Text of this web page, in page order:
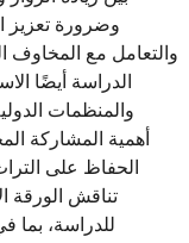
وضرورة تعزيز
والتعامل مع المخاوف
الدراسة أيضًا
والمنظمات
أهمية المشاركة
الحفاظ على
تناقش الورقة
للدراسة، بما